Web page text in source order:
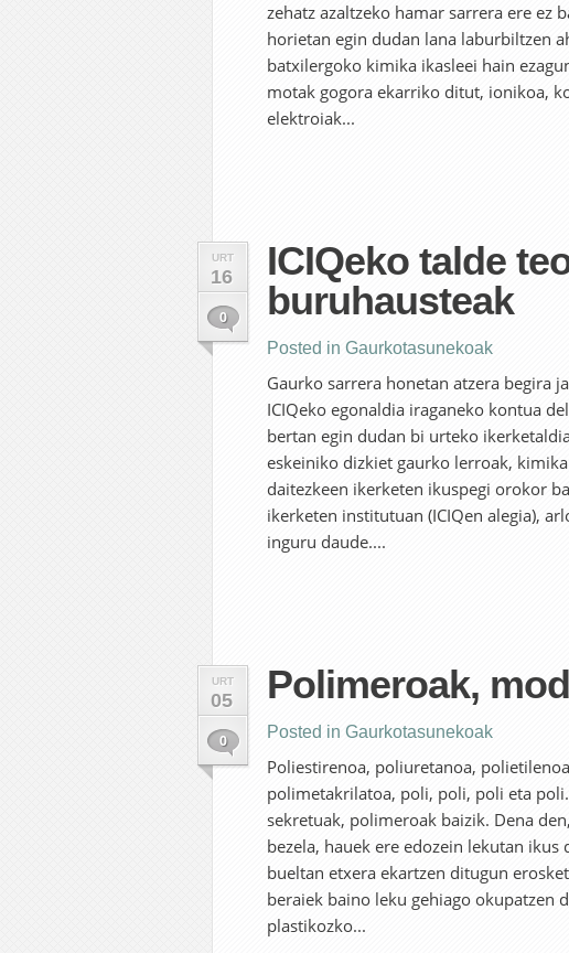
zehatz azaltzeko hamar sarrera ere ez
horietan egin dudan lana laburbiltzen
batxilergoko kimika ikasleei hain
motak gogora ekarriko ditut, ionikoa,
elektroiak...
URT
16
0
ICIQeko talde
buruhausteak
Posted in Gaurkotasunekoak
Gaurko sarrera honetan atzera begira
ICIQeko egonaldia iraganeko kontua
bertan egin dudan bi urteko
eskeiniko dizkiet gaurko lerroak,
daitezkeen ikerketen ikuspegi orokor
ikerketen institutuan (ICIQen alegia),
inguru daude....
URT
05
0
Polimeroak,
Posted in Gaurkotasunekoak
Poliestirenoa, poliuretanoa,
polimetakrilatoa, poli, poli, poli eta
sekretuak, polimeroak baizik. Dena
bezela, hauek ere edozein lekutan
bueltan etxera ekartzen ditugun
beraiek baino leku gehiago okupatzen
plastikozko...